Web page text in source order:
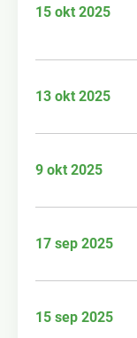
15 okt 2025
13 okt 2025
9 okt 2025
17 sep 2025
15 sep 2025